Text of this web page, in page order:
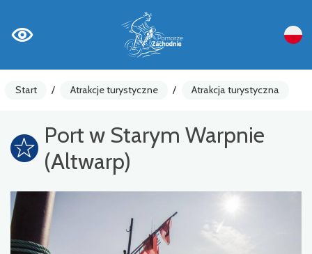
Start / Atrakcje turystyczne / Atrakcja turystyczna
Port w Starym Warpnie
(Altwarp)